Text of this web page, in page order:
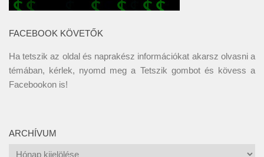
FACEBOOK KÖVETŐK
Ha tetszik az oldal és naprakész információkat akarsz olvasni a
témában, kérlek, nyomd meg a Tetszik gombot és kövess a
Facebookon is!
ARCHÍVUM
Archívum